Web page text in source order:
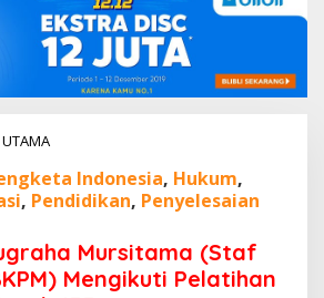
UTAMA
o
f
r
t
Indonesia, Hukum,
, Pendidikan, Penyelesaian
Mursitama (Staf
Mengikuti Pelatihan